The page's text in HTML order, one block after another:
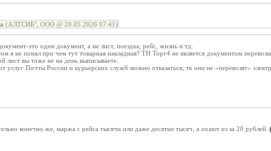
(АЛТСИБ", ООО @ 20.05.2026 07:41)
это один документ, а не лист, поездка, рейс, жизнь и тд.
я не понял при чем тут товарная накладная? ТН Торг4 не является документом
лист вы тоже не на день выписываете.
услуг Почты России и курьерских служб можно отказаться, тк они не «перевозят»
конечно же, маржа с рейса тысячи или даже десятки тысяч, а охают из за 20 рублей.